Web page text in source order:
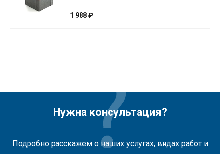
1 988 ₽
Нужна консультация?
Подробно расскажем о наших услугах, видах работ и